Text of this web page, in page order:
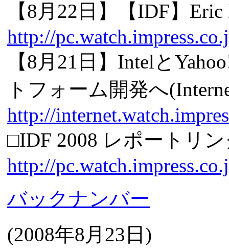
【8月22日】【IDF】
http://
【8月21日】Intelと
トフォーム開発へ
http://
□IDF 2008 レポートリ
http://
バックナンバー
(2008年8月23日 )